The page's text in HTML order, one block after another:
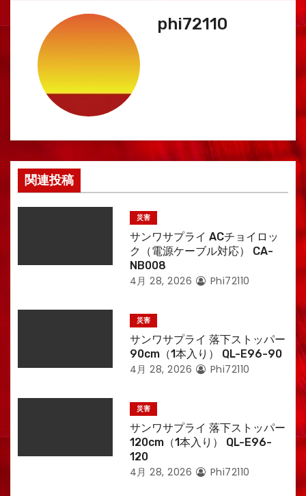
シ
ョ
phi72110
関連投稿
災害
サンワサプライ ACチョイロッ
ク（電源ケーブル対応） CA-
NB008
4月 28, 2026 Phi72110
災害
サンワサプライ 落下ストッパー
90cm（1本入り） QL-E96-90
4月 28, 2026 Phi72110
災害
サンワサプライ 落下ストッパー
120cm（1本入り） QL-E96-
120
4月 28, 2026 Phi72110